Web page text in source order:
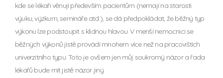
kde se lékaři věnují především pacientům (nemají na starosti
výuku, výzkum, semináře atd.), se dá předpokládat, že běžný typ
výkonu lze podstoupit s klidnou hlavou. V menší nemocnici se
běžných výkonů jistě provádí mnohem více než na pracovištích
univerzitního typu. Toto je ovšem jen můj soukromý názor a řada
lékařů bude mít jistě názor jiný.